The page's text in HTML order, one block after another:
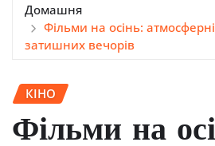
Домашня
Фільми на осінь:
затишних вечорів
КІНО
Фільми на